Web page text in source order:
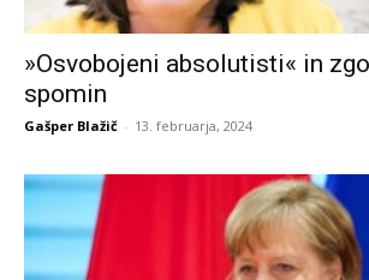
»Osvobojeni absolutisti« in
spomin
Gašper Blažič - 13. februarja, 2024